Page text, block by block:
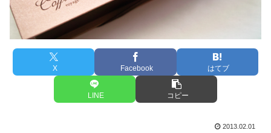
X Facebook はてブ
LINE コピー
2013.02.01